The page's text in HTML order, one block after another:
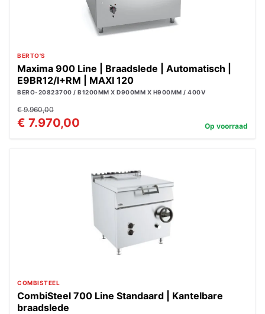
BERTO'S
Maxima 900 Line | Braadslede | Automatisch |
E9BR12/I+RM | MAXI 120
BERO-20823700 / B1200MM X D900MM X H900MM / 400V
€ 9.960,00
€ 7.970,00 Op voorraad
COMBISTEEL
CombiSteel 700 Line Standaard | Kantelbare
braadslede